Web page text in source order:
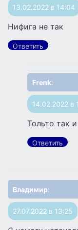
13.02.2022 в 14:04
Нифига не так
Ответить
Frenk:
14.02.2022 в
Тольто так
Ответить
Владимир:
27.07.2022 в 13:25